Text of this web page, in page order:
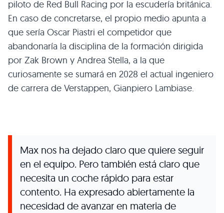
piloto de Red Bull Racing por la escudería británica.
En caso de concretarse, el propio medio apunta a
que sería Oscar Piastri el competidor que
abandonaría la disciplina de la formación dirigida
por Zak Brown y Andrea Stella, a la que
curiosamente se sumará en 2028 el actual ingeniero
de carrera de Verstappen, Gianpiero Lambiase.
Max nos ha dejado claro que quiere seguir
en el equipo. Pero también está claro que
necesita un coche rápido para estar
contento. Ha expresado abiertamente la
necesidad de avanzar en materia de